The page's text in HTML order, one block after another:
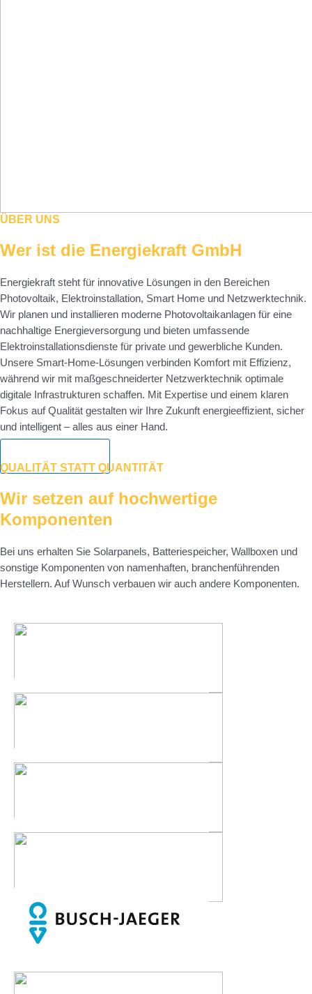
ÜBER UNS
Wer ist die Energiekraft GmbH
Energiekraft steht für innovative Lösungen in den Bereichen
Photovoltaik, Elektroinstallation, Smart Home und Netzwerktechnik.
Wir planen und installieren moderne Photovoltaikanlagen für eine
nachhaltige Energieversorgung und bieten umfassende
Elektroinstallationsdienste für private und gewerbliche Kunden.
Unsere Smart-Home-Lösungen verbinden Komfort mit Effizienz,
während wir mit maßgeschneiderter Netzwerktechnik optimale
digitale Infrastrukturen schaffen. Mit Expertise und einem klaren
Fokus auf Qualität gestalten wir Ihre Zukunft energieeffizient, sicher
und intelligent – alles aus einer Hand.
QUALITÄT STATT QUANTITÄT
Wir setzen auf hochwertige
Komponenten
Bei uns erhalten Sie Solarpanels, Batteriespeicher, Wallboxen und
sonstige Komponenten von namenhaften, branchenführenden
Herstellern. Auf Wunsch verbauen wir auch andere Komponenten.